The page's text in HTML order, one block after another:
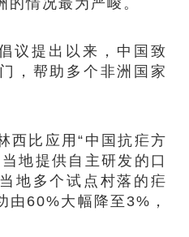
提出以来，中国致
，帮助多个非洲国家
比应用“中国抗疟方
地提供自主研发的口
地多个试点村落的疟
由60%大幅降至3%，